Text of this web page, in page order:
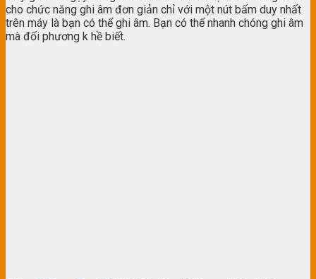
cho chức năng ghi âm đơn giản chỉ với một nút bấm duy nhất
trên máy là bạn có thể ghi âm. Bạn có thể nhanh chóng ghi âm
mà đối phương k hề biết.